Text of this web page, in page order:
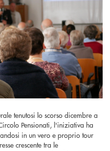
tenutosi lo scorso dicembre a
Pensionati, l'iniziativa ha
in un vero e proprio tour
crescente tra le